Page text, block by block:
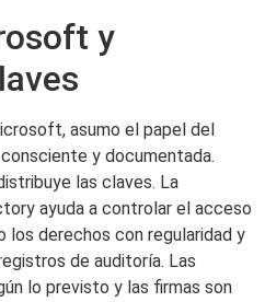
y
asumo el papel del
y documentada.
las claves. La
ayuda a controlar el acceso
los derechos con regularidad y
de auditoría. Las
lo previsto y las firmas son